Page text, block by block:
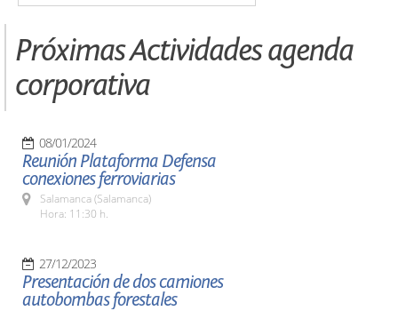
Próximas Actividades agenda
corporativa
08/01/2024
Reunión Plataforma Defensa
conexiones ferroviarias
Salamanca (Salamanca)
Hora: 11:30 h.
27/12/2023
Presentación de dos camiones
autobombas forestales